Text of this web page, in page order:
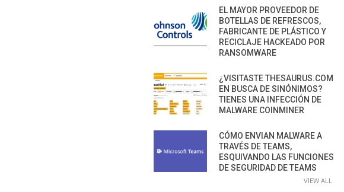
EL MAYOR PROVEEDOR DE
BOTELLAS DE REFRESCOS,
FABRICANTE DE PLÁSTICO Y
RECICLAJE HACKEADO POR
RANSOMWARE
¿VISITASTE THESAURUS.COM
EN BUSCA DE SINÓNIMOS?
TIENES UNA INFECCIÓN DE
MALWARE COINMINER
CÓMO ENVIAN MALWARE A
TRAVÉS DE TEAMS,
ESQUIVANDO LAS FUNCIONES
DE SEGURIDAD DE TEAMS
VIEW ALL